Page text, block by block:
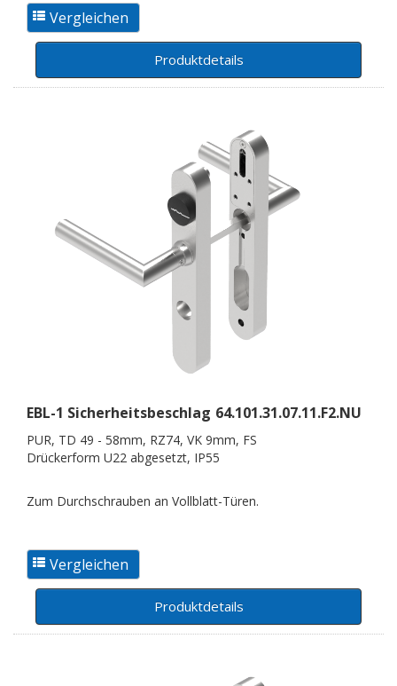
Produktdetails
EBL-1 Sicherheitsbeschlag 64.101.31.07.11.F2.NU
PUR, TD 49 - 58mm, RZ74, VK 9mm, FS
Drückerform U22 abgesetzt, IP55
Zum Durchschrauben an Vollblatt-Türen.
Produktdetails